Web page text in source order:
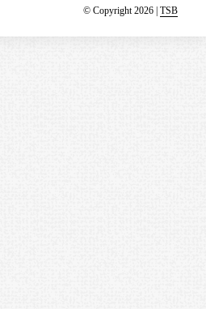
© Copyright 2026 | TSB